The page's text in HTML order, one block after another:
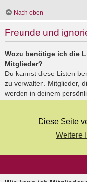
Diese Seite
Weitere
Nach oben
Freunde und
Wozu benötige ich die
Mitglieder?
Du kannst diese Listen
zu verwalten. Mitglieder,
werden in deinem
aufgelistet. Du siehst
schnell eine Private
den du verwendest,
hervorgehoben sein.